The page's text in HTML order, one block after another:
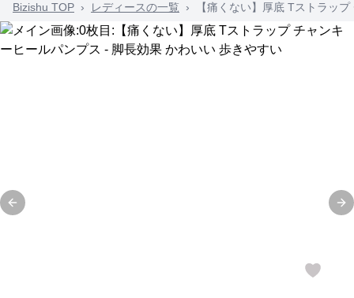
Bizishu TOP › レディースの一覧 › 【痛くない】厚底 Tストラッ
Previous slide